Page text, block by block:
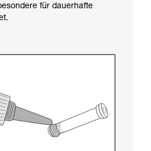
für dauerhafte